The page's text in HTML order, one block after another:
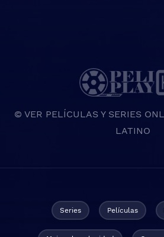
© VER PELÍCULAS Y SERIES
LATINO
Series Películas